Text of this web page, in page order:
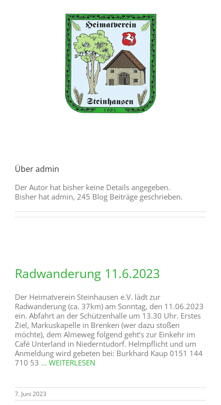
Überadmin
Der Autor hat bisher keine Details angegeben.
Bisher hat admin, 245 Blog Beiträge geschrieben.
Radwanderung 11.6.2023
Der Heimatverein Steinhausen e.V. lädt zur
Radwanderung (ca. 37km) am Sonntag, den 11.06.2023
ein. Abfahrt an der Schützenhalle um 13.30 Uhr. Erstes
Ziel, Markuskapelle in Brenken (wer dazu stoßen
möchte), dem Almeweg folgend geht‘s zur Einkehr im
Café Unterland in Niederntudorf. Helmpflicht und um
Anmeldung wird gebeten bei: Burkhard Kaup 0151 144
710 53 ... WEITERLESEN
7. Juni 2023